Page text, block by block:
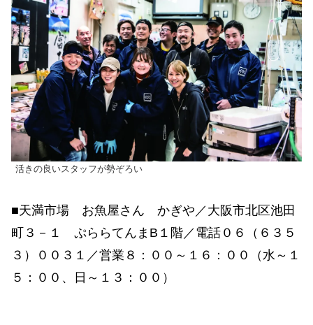
活きの良いスタッフが勢ぞろい
■天満市場 お魚屋さん かぎや／大阪市北区池田
町３－１ ぷららてんまB１階／電話０６（６３５
３）００３１／営業８：００～１６：００（水～１
５：００、日～１３：００）